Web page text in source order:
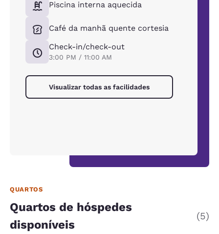
Piscina interna aquecida
Café da manhã quente cortesia
Check-in/check-out
3:00 PM / 11:00 AM
Visualizar todas as facilidades
QUARTOS
Quartos de hóspedes
disponíveis
(5)